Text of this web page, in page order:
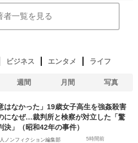
者一覧を見る
ビジネス エンタメ ライフ
週間 月間 写真
はなかった」19歳女子高生を強姦殺害
になぜ…裁判所と検察が対立した「驚
決」（昭和42年の事件）
ノンフィクション編集部 5時間前